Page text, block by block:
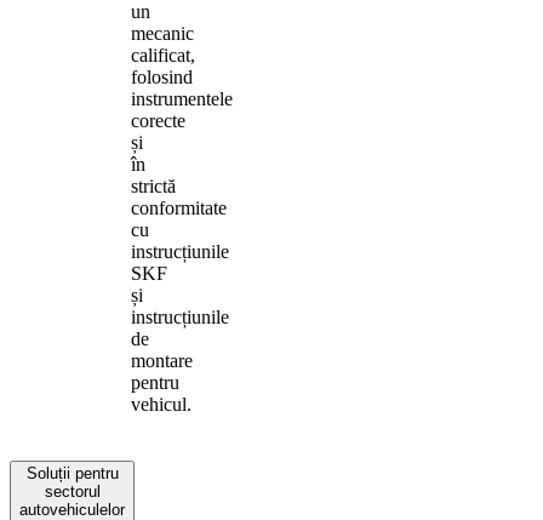
un
mecanic
calificat,
folosind
instrumentele
corecte
și
în
strictă
conformitate
cu
instrucțiunile
SKF
și
instrucțiunile
de
montare
pentru
vehicul.
Soluții pentru
sectorul
autovehiculelor